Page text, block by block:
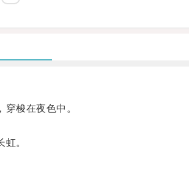
梭在夜色中。
。